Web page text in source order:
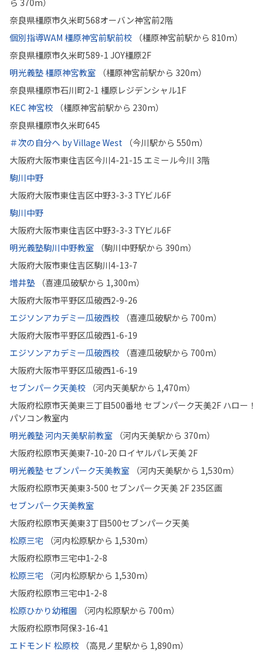
ら 370m）
奈良県橿原市久米町568オーバン神宮前2階
個別指導WAM 橿原神宮前駅前校
（橿原神宮前駅から 810m）
奈良県橿原市久米町589-1 JOY橿原2F
明光義塾 橿原神宮教室
（橿原神宮前駅から 320m）
奈良県橿原市石川町2-1 橿原レジデンシャル1F
KEC 神宮校
（橿原神宮前駅から 230m）
奈良県橿原市久米町645
＃次の自分へ by Village West
（今川駅から 550m）
大阪府大阪市東住吉区今川4-21-15 エミール今川 3階
駒川中野
大阪府大阪市東住吉区中野3-3-3 TYビル6F
駒川中野
大阪府大阪市東住吉区中野3-3-3 TYビル6F
明光義塾駒川中野教室
（駒川中野駅から 390m）
大阪府大阪市東住吉区駒川4-13-7
増井塾
（喜連瓜破駅から 1,300m）
大阪府大阪市平野区瓜破西2-9-26
エジソンアカデミー瓜破西校
（喜連瓜破駅から 700m）
大阪府大阪市平野区瓜破西1-6-19
エジソンアカデミー瓜破西校
（喜連瓜破駅から 700m）
大阪府大阪市平野区瓜破西1-6-19
セブンパーク天美校
（河内天美駅から 1,470m）
大阪府松原市天美東三丁目500番地 セブンパーク天美2F ハロー！
パソコン教室内
明光義塾 河内天美駅前教室
（河内天美駅から 370m）
大阪府松原市天美東7-10-20 ロイヤルパレ天美 2F
明光義塾 セブンパーク天美教室
（河内天美駅から 1,530m）
大阪府松原市天美東3-500 セブンパーク天美 2F 235区画
セブンパーク天美教室
大阪府松原市天美東3丁目500セブンパーク天美
松原三宅
（河内松原駅から 1,530m）
大阪府松原市三宅中1-2-8
松原三宅
（河内松原駅から 1,530m）
大阪府松原市三宅中1-2-8
松原ひかり幼稚園
（河内松原駅から 700m）
大阪府松原市阿保3-16-41
エドモンド 松原校
（高見ノ里駅から 1,890m）